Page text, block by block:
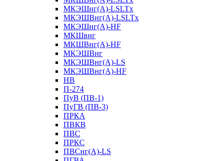
МКЭШнг(А)-LSLTx
МКЭШВнг(A)-LSLTx
МКЭШнг(А)-HF
МКШвнг
МКШВнг(А)-HF
МКЭШВнг
МКЭШВнг(А)-LS
МКЭШВнг(А)-HF
НВ
П-274
ПуВ (ПВ-1)
ПуГВ (ПВ-3)
ПРКА
ПВКВ
ПВС
ПРКС
ПВСнг(А)-LS